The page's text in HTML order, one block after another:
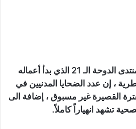
وقال في كلمة أمام منتدى الدوحة الـ 21 الذي بدأ أعماله
، إن عدد الضحايا المدنيين في
القصيرة غير مسبوق ، إضافة الى
تشهد انهياراً كاملاً.